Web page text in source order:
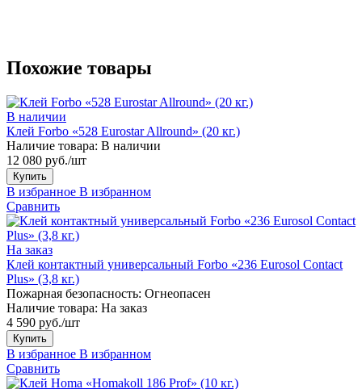
Похожие товары
В наличии
Клей Forbo «528 Eurostar Allround» (20 кг.)
Наличие товара: В наличии
12 080 руб./шт
Купить
В избранное В избранном
Сравнить
На заказ
Клей контактный универсальный Forbo «236 Eurosol Contact
Plus» (3,8 кг.)
Пожарная безопасность: Огнеопасен
Наличие товара: На заказ
4 590 руб./шт
Купить
В избранное В избранном
Сравнить